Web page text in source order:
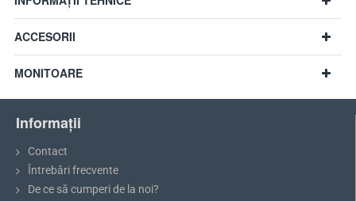
ACCESORII
MONITOARE
Informații
Contact
Întrebări frecvente
De ce să cumperi de la noi?